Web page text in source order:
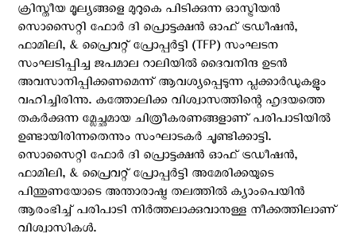
ക്രിസ്തീയ മൂല്യങ്ങളെ മുറുകെ പിടിക്കുന്ന ഓസ്ട്രിയൻ
സൊസൈറ്റി ഫോർ ദി പ്രൊട്ടക്ഷൻ ഓഫ് ട്രഡീഷൻ,
ഫാമിലി, & പ്രൈവറ്റ് പ്രോപ്പർട്ടി (TFP) സംഘടന
സംഘടിപ്പിച്ച ജപമാല റാലിയിൽ ദൈവനിന്ദ ഉടൻ
അവസാനിപ്പിക്കണമെന്ന് ആവശ്യപ്പെടുന്ന പ്ലക്കാർഡുകളും
വഹിച്ചിരിന്നു. കത്തോലിക്ക വിശ്വാസത്തിന്റെ ഹൃദയത്തെ
തകര്‍ക്കുന്ന മ്ലേച്ഛമായ ചിത്രീകരണങ്ങളാണ് പരിപാടിയില്‍
ഉണ്ടായിരിന്നതെന്നും സംഘാടകര്‍ ചൂണ്ടിക്കാട്ടി.
സൊസൈറ്റി ഫോർ ദി പ്രൊട്ടക്ഷൻ ഓഫ് ട്രഡീഷൻ,
ഫാമിലി, & പ്രൈവറ്റ് പ്രോപ്പർട്ടി അമേരിക്കയുടെ
പിന്തുണയോടെ അന്താരാഷ്ട്ര തലത്തിൽ ക്യാംപെയിന്‍
ആരംഭിച്ച് പരിപാടി നിര്‍ത്തലാക്കുവാനുള്ള നീക്കത്തിലാണ്
വിശ്വാസികള്‍.